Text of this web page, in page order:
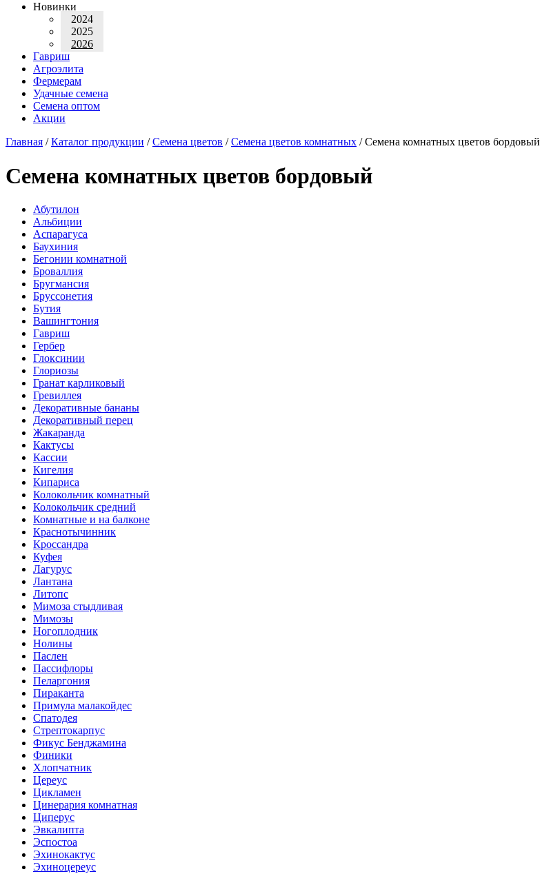
Новинки
2024
2025
2026
Гавриш
Агроэлита
Фермерам
Удачные семена
Семена оптом
Акции
Главная /Каталог продукции /Семена цветов /Семена цветов комнатных /Семена комнатных цветов бордовый
Семена комнатных цветов бордовый
Абутилон
Альбиции
Аспарагуса
Баухиния
Бегонии комнатной
Броваллия
Бругмансия
Бруссонетия
Бутия
Вашингтония
Гавриш
Гербер
Глоксинии
Глориозы
Гранат карликовый
Гревиллея
Декоративные бананы
Декоративный перец
Жакаранда
Кактусы
Кассии
Кигелия
Кипариса
Колокольчик комнатный
Колокольчик средний
Комнатные и на балконе
Краснотычинник
Кроссандра
Куфея
Лагурус
Лантана
Литопс
Мимоза стыдливая
Мимозы
Ногоплодник
Нолины
Паслен
Пассифлоры
Пеларгония
Пираканта
Примула малакойдес
Спатодея
Стрептокарпус
Фикус Бенджамина
Финики
Хлопчатник
Цереус
Цикламен
Цинерария комнатная
Циперус
Эвкалипта
Эспостоа
Эхинокактус
Эхиноцереус